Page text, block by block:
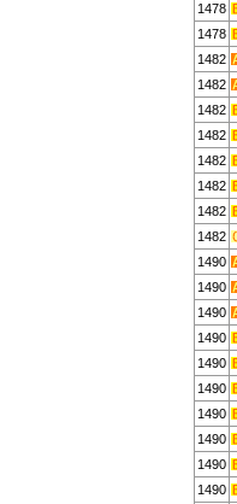
1478
1478
1482
1482
1482
1482
1482
1482
1482
1482
1490
1490
1490
1490
1490
1490
1490
1490
1490
1490